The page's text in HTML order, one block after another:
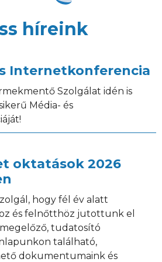
híreink
Internetkonferencia
Szolgálat idén is
Média- és
oktatások 2026
hogy fél év alatt
és felnőtthöz jutottunk el
tudatosító
található,
dokumentumaink és